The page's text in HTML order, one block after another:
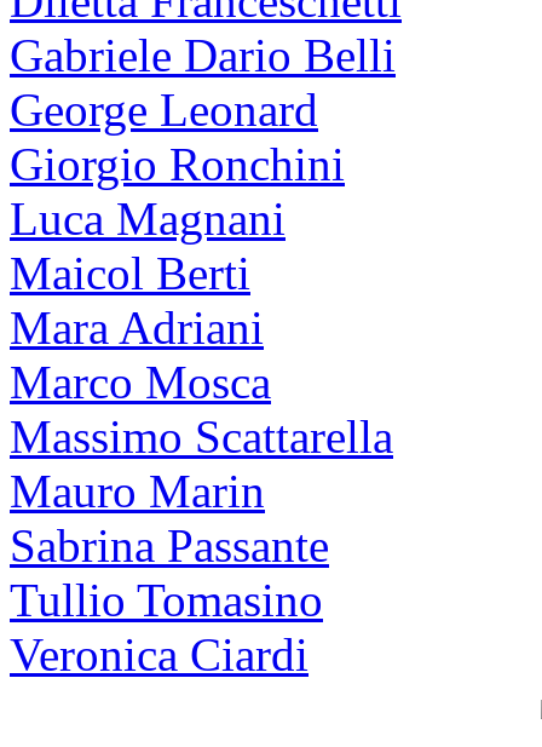
Gabriele Dario Belli
George Leonard
Giorgio Ronchini
Luca Magnani
Maicol Berti
Mara Adriani
Marco Mosca
Massimo Scattarella
Mauro Marin
Sabrina Passante
Tullio Tomasino
Veronica Ciardi